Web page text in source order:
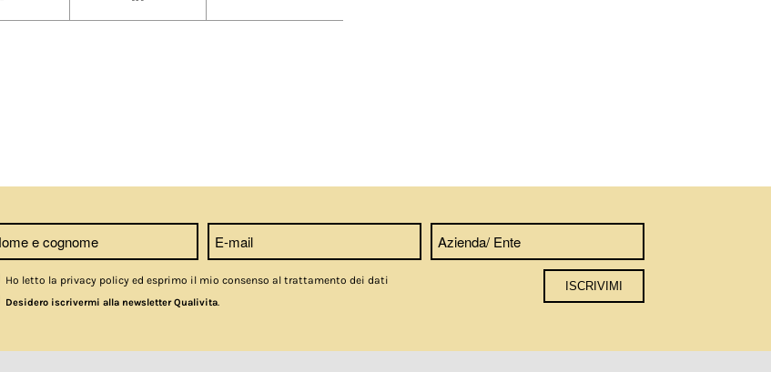
Ho letto la privacy policy ed esprimo il mio consenso al trattamento dei dati
Desidero iscrivermi alla newsletter Qualivita.